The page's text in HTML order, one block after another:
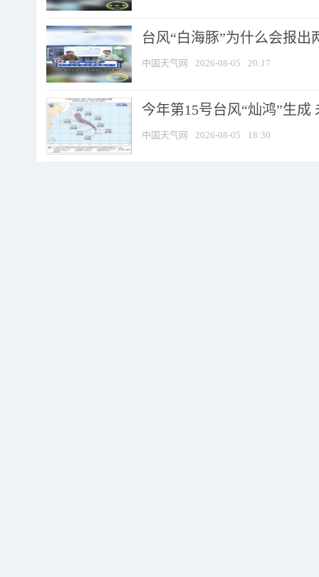
台风“白海豚”为什么会报出
中国天气网 2026-08-05 20:17
今年第15号台风“灿鸿”生成
中国天气网 2026-08-05 18:30